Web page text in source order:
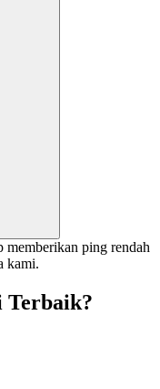
memberikan ping rendah
kami.
Terbaik?